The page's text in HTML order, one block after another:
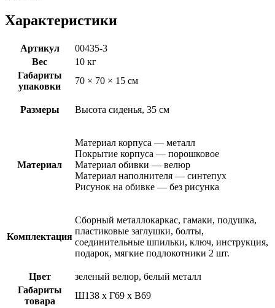
Характеристики
Артикул
00435-3
Вес
10 кг
Габариты
упаковки
70 × 70 × 15 см
Размеры Высота сиденья, 35 см
Материал
Материал корпуса — металл
Покрытие корпуса — порошковое
Материал обивки — велюр
Материал наполнителя — синтепух
Рисунок на обивке — без рисунка
Комплектация
Сборный металлокаркас, гамаки, подушка,
пластиковые заглушки, болты,
соединительные шпильки, ключ, инструкция,
подарок, мягкие подлокотники 2 шт.
Цвет
зеленый велюр, белый металл
Габариты
товара
Ш138 х Г69 х В69